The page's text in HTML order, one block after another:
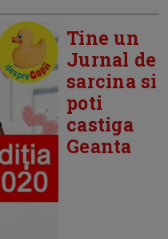
Tine un
Jurnal de
sarcina si
poti
castiga
Geanta